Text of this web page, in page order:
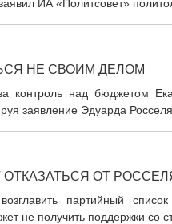
ИА «Политсовет»
НЕ СВОИМ ДЕЛОМ
контроль над бюджетом
заявление Эдуарда
ОТ
партийный
не получить поддержки со